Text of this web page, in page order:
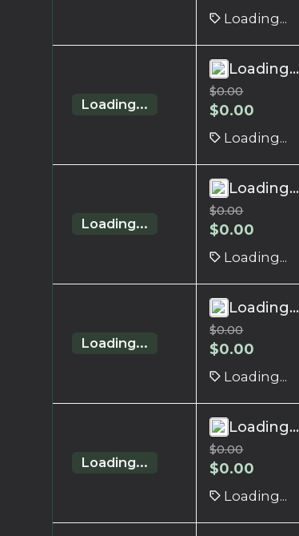
Loading...
Loading...
Loading...
$0.00
$0.00
Loading...
Loading...
Loading...
$0.00
$0.00
Loading...
Loading...
Loading...
$0.00
$0.00
Loading...
Loading...
Loading...
$0.00
$0.00
Loading...